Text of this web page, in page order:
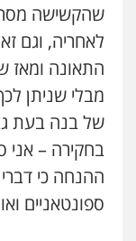
שהקשישה
לאחריה, וגם
התאונה ומאז
מבלי שניתן
של בנה בעת
בחקירה –
ההנחה כי
ספונטאניים